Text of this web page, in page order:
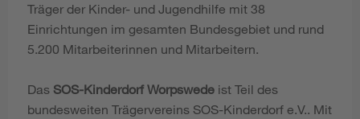
Träger der Kinder- und Jugendhilfe mit 38
Einrichtungen im gesamten Bundesgebiet und rund
5.200 Mitarbeiterinnen und Mitarbeitern.
Das SOS-Kinderdorf Worpswede ist Teil des
bundesweiten Trägervereins SOS-Kinderdorf e.V.. Mit